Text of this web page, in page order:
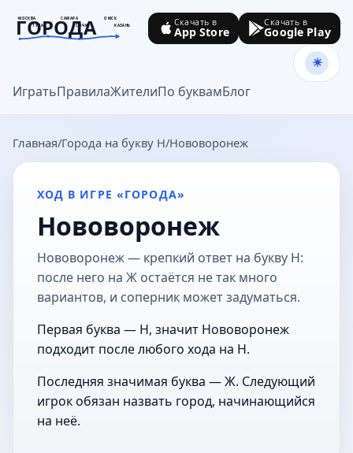
МОСКВА САМАРА
ОМСК
ТУЛА
СОЧИ КАЗАНЬ
ГОРОДА
goroda-na.ru
ИгратьПравилаЖителиПо буквамБлог
Скачать в
App Store
Скачать в
Google Play
Главная Города на букву Н Нововоронеж
ХОД В ИГРЕ «ГОРОДА»
Нововоронеж
Нововоронеж — крепкий ответ на букву Н:
после него на Ж остаётся не так много
вариантов, и соперник может задуматься.
Первая буква — Н, значит Нововоронеж
подходит после любого хода на Н.
Последняя значимая буква — Ж. Следующий
игрок обязан назвать город, начинающийся
на неё.